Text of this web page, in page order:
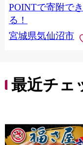
当 支援 サーモン 銀鮭
切り身 魚 わけあり
POINTで寄附でき
る！
宮城県気仙沼市
最近チェ